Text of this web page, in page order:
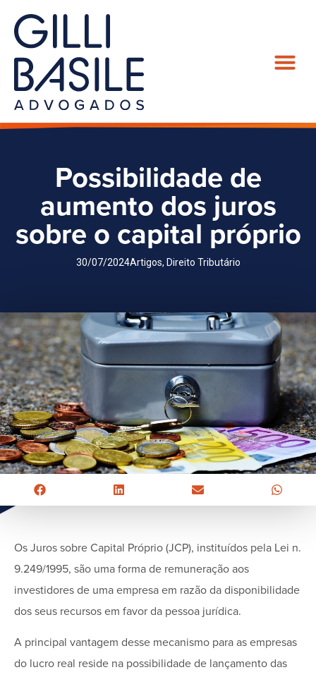
Possibilidade de
aumento dos juros
sobre o capital próprio
30/07/2024Artigos, Direito Tributário
Os Juros sobre Capital Próprio (JCP), instituídos pela Lei n.
9.249/1995, são uma forma de remuneração aos
investidores de uma empresa em razão da disponibilidade
dos seus recursos em favor da pessoa jurídica.
A principal vantagem desse mecanismo para as empresas
do lucro real reside na possibilidade de lançamento das